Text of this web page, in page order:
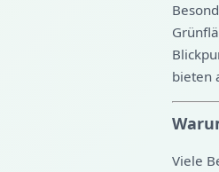
bieten
Viele